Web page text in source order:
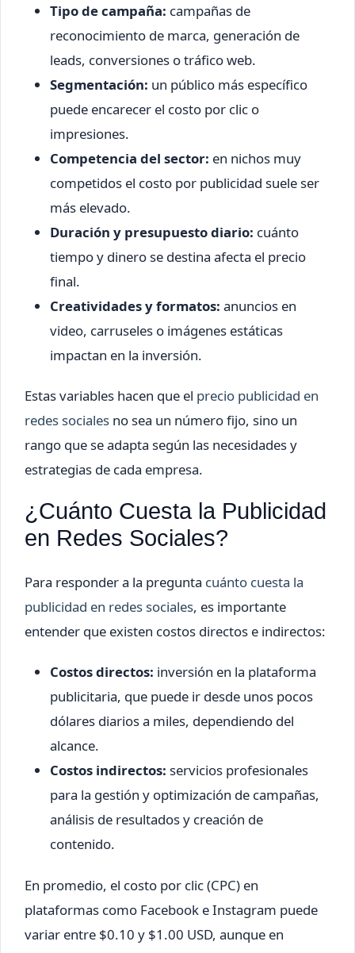
Tipo de campaña: campañas de
reconocimiento de marca, generación de
leads, conversiones o tráfico web.
Segmentación: un público más específico
puede encarecer el costo por clic o
impresiones.
Competencia del sector: en nichos muy
competidos el costo por publicidad suele ser
más elevado.
Duración y presupuesto diario: cuánto
tiempo y dinero se destina afecta el precio
final.
Creatividades y formatos: anuncios en
video, carruseles o imágenes estáticas
impactan en la inversión.
Estas variables hacen que el precio publicidad en
redes sociales no sea un número fijo, sino un
rango que se adapta según las necesidades y
estrategias de cada empresa.
¿Cuánto Cuesta la Publicidad
en Redes Sociales?
Para responder a la pregunta cuánto cuesta la
publicidad en redes sociales, es importante
entender que existen costos directos e indirectos:
Costos directos: inversión en la plataforma
publicitaria, que puede ir desde unos pocos
dólares diarios a miles, dependiendo del
alcance.
Costos indirectos: servicios profesionales
para la gestión y optimización de campañas,
análisis de resultados y creación de
contenido.
En promedio, el costo por clic (CPC) en
plataformas como Facebook e Instagram puede
variar entre $0.10 y $1.00 USD, aunque en